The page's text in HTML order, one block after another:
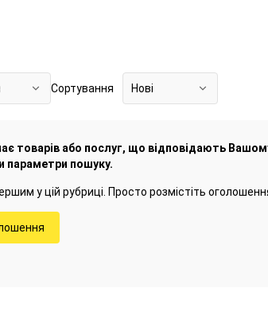
Сортування Нові
товарів або послуг, що відповідають
параметри пошуку.
у цій рубриці. Просто розмістіть